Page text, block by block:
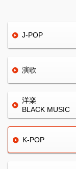
J-POP
演歌
洋楽
BLACK MUSIC
K-POP